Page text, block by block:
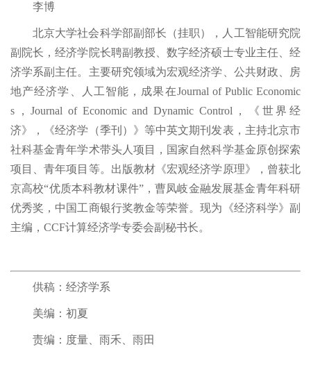
李博
北京大学社会科学部副部长（挂职），人工智能研究院
副院长，经济学院长聘副教授、数字经济硕士专业主任、经
济学系副主任。主要研究领域为宏观经济学、公共财政、房
地产经济学、人工智能，成果在Journal of Public Economic
s，Journal of Economic and Dynamic Control，《世界经
济》，《经济学（季刊）》等中英文期刊发表，主持北京市
社科基金青年学术带头人项目，国家自然科学基金原创探索
项目、青年项目等。出版教材《宏观经济学原理》，曾获北
京高校“优质本科教材课件”，曹凤岐金融发展基金青年科研
优秀奖，中国工商银行奖教金等荣誉。现为《经济科学》副
主编，CCF计算经济学专委会副秘书长。
供稿：经济学系
美编：初夏
责编：度量、雨禾、雨田